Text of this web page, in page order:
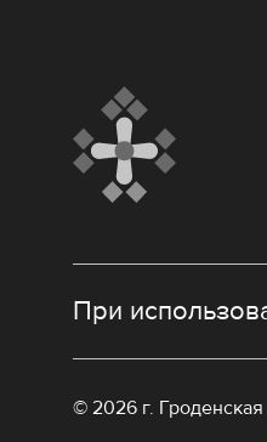
При
© 2026 г.